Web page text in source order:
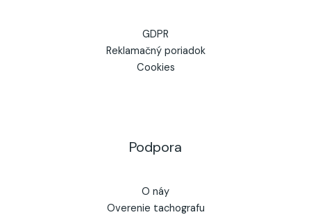
GDPR
Reklamačný poriadok
Cookies
Podpora
O náy
Overenie tachografu